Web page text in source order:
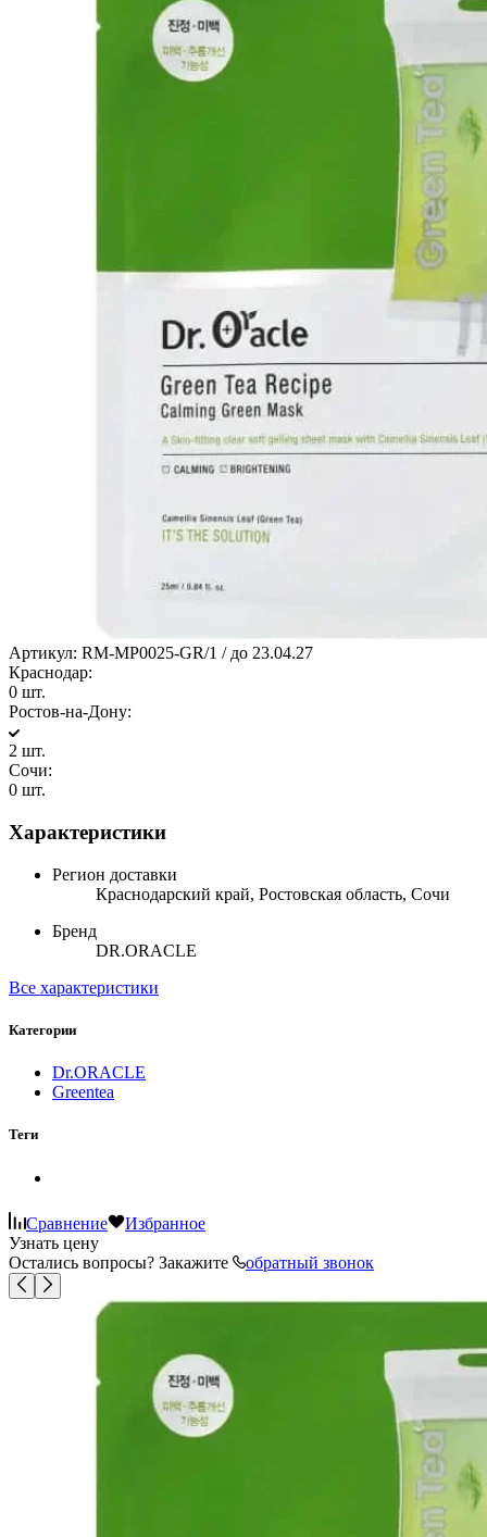
Артикул: RM-MP0025-GR/1 / до 23.04.27
Краснодар:
0 шт.
Ростов-на-Дону:
2 шт.
Сочи:
0 шт.
Характеристики
Регион доставки
Краснодарский край, Ростовская область, Сочи
Бренд
DR.ORACLE
Все характеристики
Категории
Dr.ORACLE
Greentea
Теги
Сравнение
Избранное
Узнать цену
Остались вопросы? Закажите
обратный звонок